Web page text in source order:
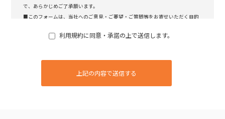
で、あらかじめご了承願います。
■このフォームは、当社へのご意見・ご要望・ご質問等をお寄せいただく目的
■ご記入頂いたお客様の個人情報は、お客様へご回答する目的のみに使用いた
■お客様よりご提供いただいた個人情報は、当社のプライバシーポリシーに基
利用規約に同意・承諾の上で送信します。